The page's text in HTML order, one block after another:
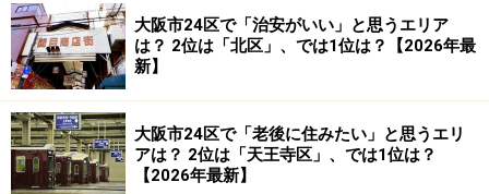
大阪市24区で「治安がいい」と思うエリア
は？ 2位は「北区」、では1位は？【2026年最
新】
大阪市24区で「老後に住みたい」と思うエリ
アは？ 2位は「天王寺区」、では1位は？
【2026年最新】